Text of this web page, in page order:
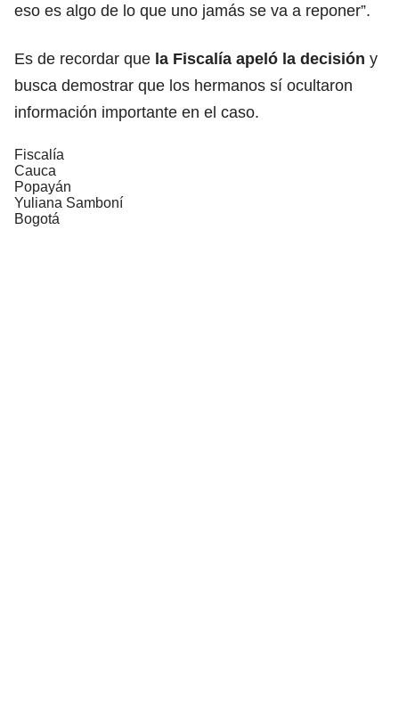
eso es algo de lo que uno jamás se va a reponer”.
Es de recordar que la Fiscalía apeló la decisión y
busca demostrar que los hermanos sí ocultaron
información importante en el caso.
Fiscalía
Cauca
Popayán
Yuliana Samboní
Bogotá